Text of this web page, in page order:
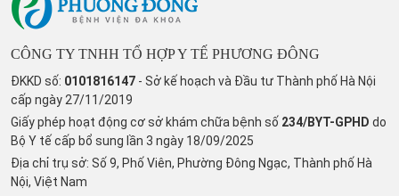
CÔNG TY TNHH TỔ HỢP Y TẾ PHƯƠNG ĐÔNG
ĐKKD số: 0101816147 - Sở kế hoạch và Đầu tư Thành phố Hà Nội
cấp ngày 27/11/2019
Giấy phép hoạt động cơ sở khám chữa bệnh số 234/BYT-GPHD do
Bộ Y tế cấp bổ sung lần 3 ngày 18/09/2025
Địa chỉ trụ sở: Số 9, Phố Viên, Phường Đông Ngạc, Thành phố Hà
Nội, Việt Nam